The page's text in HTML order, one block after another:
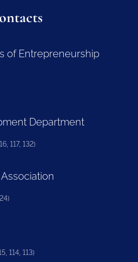
of Entrepreneurship
Department
117, 132)
114, 113)